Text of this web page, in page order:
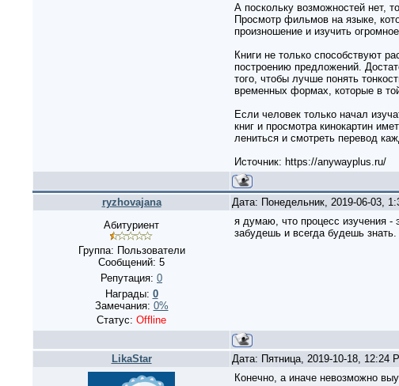
А поскольку возможностей нет,
Просмотр фильмов на языке,
произношение и изучить
Книги не только способствуют
построению предложений.
того, чтобы лучше понять
временных формах, которые в
Если человек только начал
книг и просмотра кинокартин
лениться и смотреть перевод
Источник: https://anywayplus.ru/
ryzhovajana Дата: Понедельник, 2019-06-03,
Абитуриент
Группа: Пользователи
Сообщений: 5
Репутация: 0
Награды: 0
Замечания: 0%
Статус: Offline
я думаю, что процесс изучения -
забудешь и всегда будешь
LikaStar Дата: Пятница, 2019-10-18, 12:24
Конечно, а иначе невозможно